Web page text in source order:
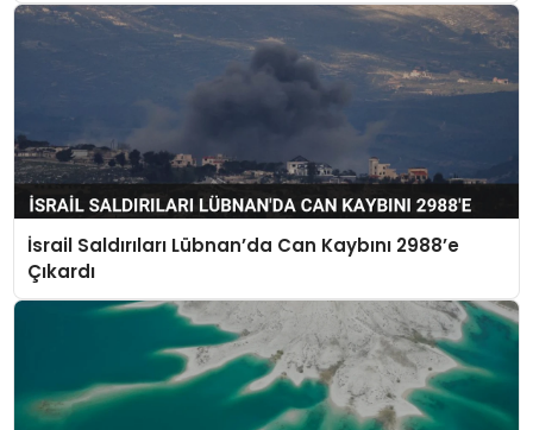
İsrail Saldırıları Lübnan’da Can Kaybını 2988’e
Çıkardı